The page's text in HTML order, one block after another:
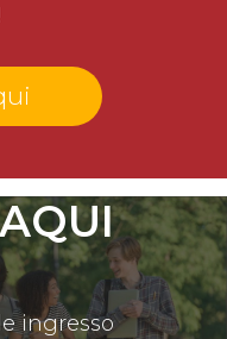
ingresso